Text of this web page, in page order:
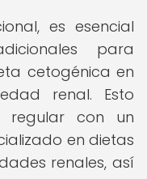
es esencial
para
cetogénica en
renal. Esto
regular con un
en dietas
renales, así